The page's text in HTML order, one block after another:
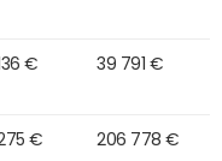
€ 39 791 €
€ 206 778 €